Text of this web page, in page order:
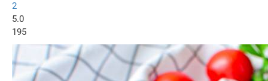
2
5.0
195